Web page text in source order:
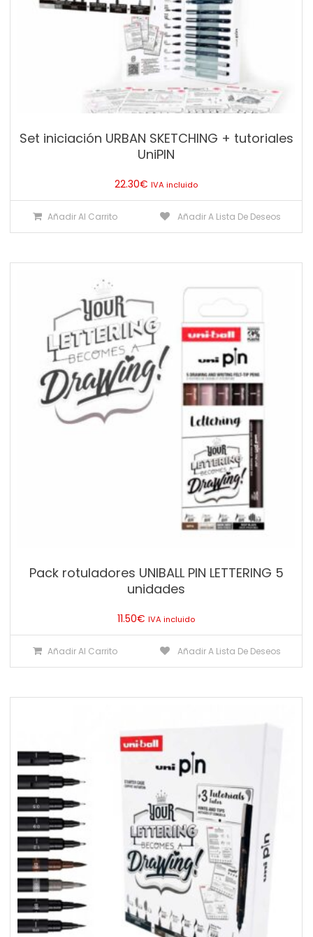
Set iniciación URBAN SKETCHING + tutoriales
UniPIN
22.30€ IVA incluido
Añadir Al Carrito Añadir A Lista De Deseos
Pack rotuladores UNIBALL PIN LETTERING 5
unidades
11.50€ IVA incluido
Añadir Al Carrito Añadir A Lista De Deseos